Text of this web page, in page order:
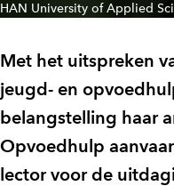
HAN University of Applied
Met het uitspreken
jeugd- en
belangstelling haar
Opvoedhulp
lector voor de